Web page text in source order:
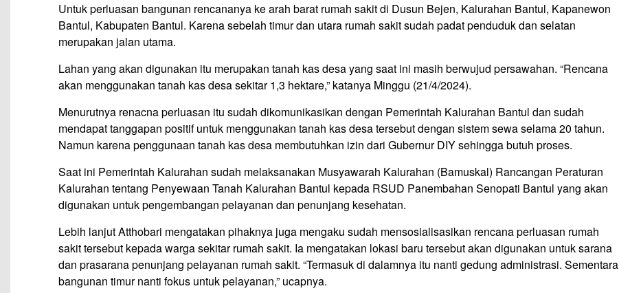
Untuk perluasan bangunan rencananya ke arah barat rumah sakit di Dusun Bejen, Kalurahan Bantul, Kapanewon
Bantul, Kabupaten Bantul. Karena sebelah timur dan utara rumah sakit sudah padat penduduk dan selatan
merupakan jalan utama.
Lahan yang akan digunakan itu merupakan tanah kas desa yang saat ini masih berwujud persawahan. “Rencana
akan menggunakan tanah kas desa sekitar 1,3 hektare,” katanya Minggu (21/4/2024).
Menurutnya renacna perluasan itu sudah dikomunikasikan dengan Pemerintah Kalurahan Bantul dan sudah
mendapat tanggapan positif untuk menggunakan tanah kas desa tersebut dengan sistem sewa selama 20 tahun.
Namun karena penggunaan tanah kas desa membutuhkan izin dari Gubernur DIY sehingga butuh proses.
Saat ini Pemerintah Kalurahan sudah melaksanakan Musyawarah Kalurahan (Bamuskal) Rancangan Peraturan
Kalurahan tentang Penyewaan Tanah Kalurahan Bantul kepada RSUD Panembahan Senopati Bantul yang akan
digunakan untuk pengembangan pelayanan dan penunjang kesehatan.
Lebih lanjut Atthobari mengatakan pihaknya juga mengaku sudah mensosialisasikan rencana perluasan rumah
sakit tersebut kepada warga sekitar rumah sakit. Ia mengatakan lokasi baru tersebut akan digunakan untuk sarana
dan prasarana penunjang pelayanan rumah sakit. “Termasuk di dalamnya itu nanti gedung administrasi. Sementara
bangunan timur nanti fokus untuk pelayanan,” ucapnya.